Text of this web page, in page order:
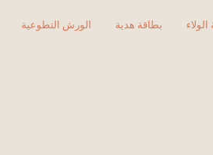
الورش التطوعية بطاقة هدية